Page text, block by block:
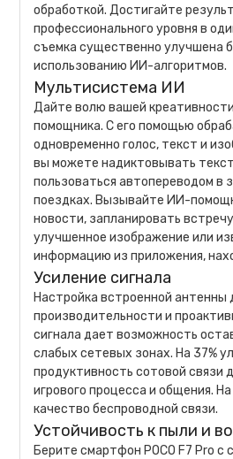
обработкой. Достигайте
профессионального уровня в
съемка существенно улучшена
использованию ИИ-алгоритмов.
Мультисистема ИИ
Дайте волю вашей
помощника. С его помощью
одновременно голос, текст и
вы можете надиктовывать
пользоваться автопереводом в
поездках. Вызывайте ИИ-
новости, запланировать
улучшенное изображение или
информацию из приложения,
Усиление сигнала
Настройка встроенной антенны
производительности и
сигнала дает возможность
слабых сетевых зонах. На 37%
продуктивность сотовой связи
игрового процесса и общения.
качество беспроводной связи.
Устойчивость к пыли и
Берите смартфон POCO F7 Pro с